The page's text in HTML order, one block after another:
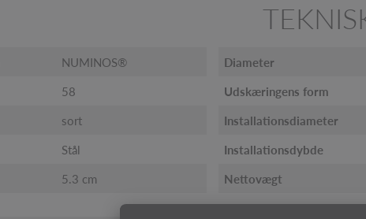
NUMINOS®
58
sort
Stål
5.3 cm
Diameter
Udskæringens form
Installationsdiameter
Installationsdybde
Nettovægt